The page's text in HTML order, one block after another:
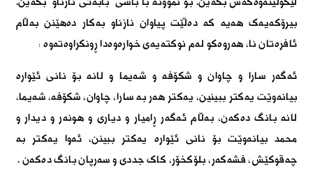
بیرۆکەیەک هەیە کە دەڵێت پیاوان نازناو بەکار دەهێنن بەڵام
ئافرەتان نا، هەروەکو لەم نوکتەیەی خوارەوەدا ڕونکراوەتەوە:
ئەگەر سارا و چاوان و شکۆفە و شەیما و لانە بۆ نانی ئێوارە
بیانەوێت یەکتر ببینین، یەکتر هەر بە سارا، چاوان، شکۆفە، شەیما،
لانە بانگ دەکەن، بەڵام ئەگەر ڕامیار و دیاری و هونەر و دیدار و
محمد بیانەوێت بۆ نانی ئێوارە یەکتر ببینن، ئەوا یەکتر بە
چەقوکێش، فشەکەر، بلۆکخۆر، کاک جددی و سەرپان بانگ دەکەن.